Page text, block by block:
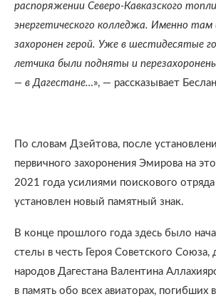
распоряжении Северо-Кавказского
энергетического колледжа. Именно там
захоронен герой. Уже в шестидесятые
летчика были подняты и
— в Дагестане…», — рассказывает
По словам Дзейтова, после
первичного захоронения Эмирова на
2021 года усилиями поискового
установлен новый памятный знак.
В конце прошлого года здесь было
стелы в честь Героя Советского Союза,
народов Дагестана Валентина
в память обо всех авиаторах, погибших